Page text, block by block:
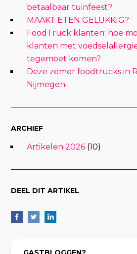
betaalbaar tuinfeest?
MAAKT ETEN GELUKKIG?
FoodTruck klanten: hoe
klanten met
tegemoet komen?
Deze zomer foodtrucks in
Nijmegen
ARCHIEF
Artikelen 2026 (10)
DEEL DIT ARTIKEL